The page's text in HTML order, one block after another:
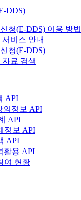
DDS)
청(E-DDS) 이용 방법
비스 안내
청(E-DDS)
료 검색
API
의정보 API
API
정보 API
API
활용 API
여 현황